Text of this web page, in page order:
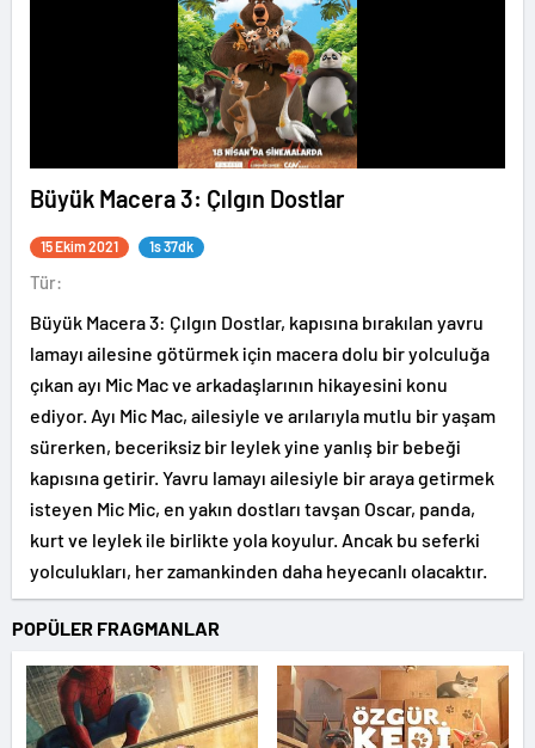
Büyük Macera 3: Çılgın Dostlar
15 Ekim 2021 1s 37dk
Tür:
Büyük Macera 3: Çılgın Dostlar, kapısına bırakılan yavru
lamayı ailesine götürmek için macera dolu bir yolculuğa
çıkan ayı Mic Mac ve arkadaşlarının hikayesini konu
ediyor. Ayı Mic Mac, ailesiyle ve arılarıyla mutlu bir yaşam
sürerken, beceriksiz bir leylek yine yanlış bir bebeği
kapısına getirir. Yavru lamayı ailesiyle bir araya getirmek
isteyen Mic Mic, en yakın dostları tavşan Oscar, panda,
kurt ve leylek ile birlikte yola koyulur. Ancak bu seferki
yolculukları, her zamankinden daha heyecanlı olacaktır.
POPÜLER FRAGMANLAR